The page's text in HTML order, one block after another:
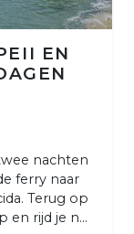
EN
nachten
ferry naar
Terug op
en rijd je n...